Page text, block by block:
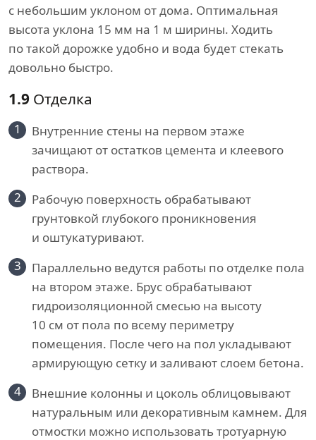
с небольшим уклоном от дома. Оптимальная
высота уклона 15 мм на 1 м ширины. Ходить
по такой дорожке удобно и вода будет стекать
довольно быстро.
1.9 Отделка
1
Внутренние стены на первом этаже
зачищают от остатков цемента и клеевого
раствора.
2
Рабочую поверхность обрабатывают
грунтовкой глубокого проникновения
и оштукатуривают.
3
Параллельно ведутся работы по отделке пола
на втором этаже. Брус обрабатывают
гидроизоляционной смесью на высоту
10 см от пола по всему периметру
помещения. После чего на пол укладывают
армирующую сетку и заливают слоем бетона.
4
Внешние колонны и цоколь облицовывают
натуральным или декоративным камнем. Для
отмостки можно использовать тротуарную